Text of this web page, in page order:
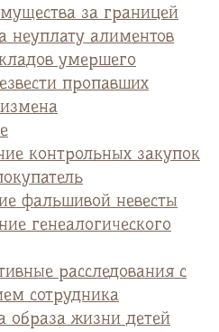
за границей
неуплату алиментов
умершего
пропавших
контрольных закупок
фальшивой невесты
генеалогического
расследования с
сотрудника
образа жизни детей